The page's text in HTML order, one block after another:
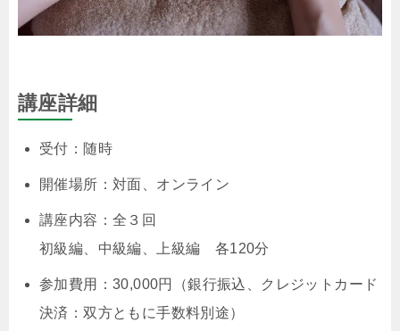
講座詳細
受付：随時
開催場所：対面、オンライン
講座内容：全３回
初級編、中級編、上級編 各120分
参加費用：30,000円（銀行振込、クレジットカード
決済：双方ともに手数料別途）